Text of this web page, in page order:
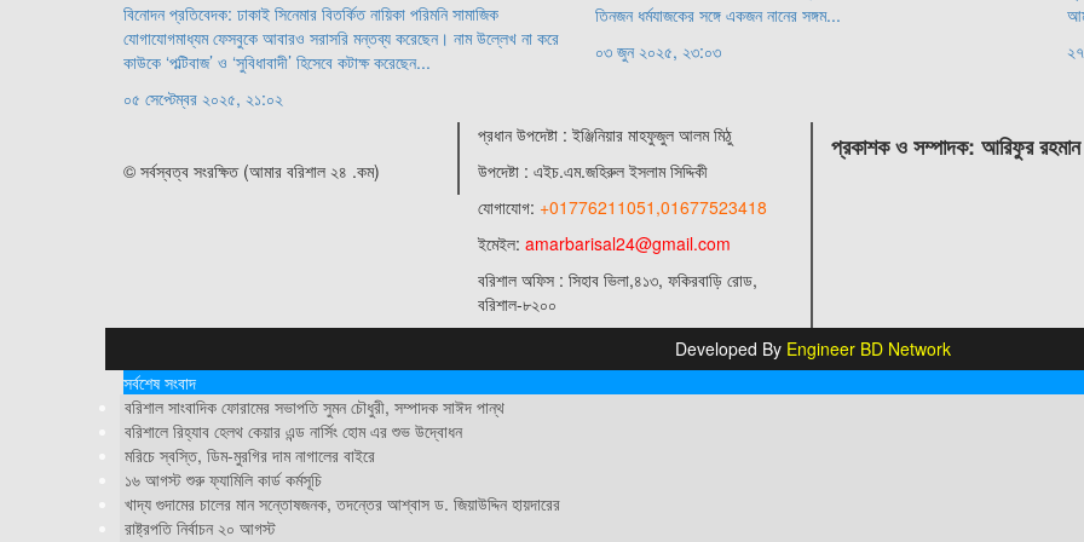
বিনোদন প্রতিবেদক: ঢাকাই সিনেমার বিতর্কিত নায়িকা পরিমনি সামাজিক
যোগাযোগমাধ্যম ফেসবুকে আবারও সরাসরি মন্তব্য করেছেন। নাম উল্লেখ না করে
কাউকে ‘পল্টিবাজ’ ও ‘সুবিধাবাদী’ হিসেবে কটাক্ষ করেছেন...
০৫ সেপ্টেম্বর ২০২৫, ২১:০২
তিনজন ধর্মযাজকের সঙ্গে একজন নানের সঙ্গম...
০৩ জুন ২০২৫, ২৩:০৩
© সর্বস্বত্ব সংরক্ষিত (আমার বরিশাল ২৪ .কম)
প্রধান ‍উপদেষ্টা : ‍ইঞ্জিনিয়ার মাহফুজুল আলম মিঠু
উপদেষ্টা : এইচ.এম.জহিরুল ইসলাম সিদ্দিকী
যোগাযোগ: +01776211051,01677523418
ইমেইল: amarbarisal24@gmail.com
বরিশাল অফিস : সিহাব ভিলা,৪১৩, ফকিরবাড়ি রোড,
বরিশাল-৮২০০
প্রকাশক ও সম্পাদক: আরিফুর রহমান
Developed By Engineer BD Network
সর্বশেষ সংবাদ
বরিশাল সাংবাদিক ফোরামের সভাপতি সুমন চৌধুরী, সম্পাদক সাঈদ পান্থ
বরিশালে রিহ্যাব হেলথ কেয়ার এন্ড নার্সিং হোম এর শুভ উদ্বোধন
মরিচে স্বস্তি, ডিম-মুরগির দাম নাগালের বাইরে
১৬ আগস্ট শুরু ফ্যামিলি কার্ড কর্মসূচি
খাদ্য গুদামের চালের মান সন্তোষজনক, তদন্তের আশ্বাস ড. জিয়াউদ্দিন হায়দারের
রাষ্ট্রপতি নির্বাচন ২০ আগস্ট